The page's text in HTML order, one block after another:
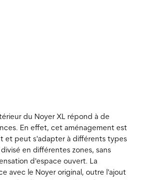
du Noyer XL répond à de
En effet, cet aménagement est
et peut s'adapter à différents types
en différentes zones, sans
d'espace ouvert. La
avec le Noyer original, outre l'ajout